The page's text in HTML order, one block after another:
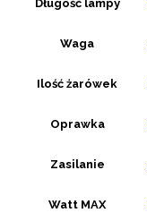
Długość lampy
Waga
Ilość żarówek
Oprawka
Zasilanie
Watt MAX